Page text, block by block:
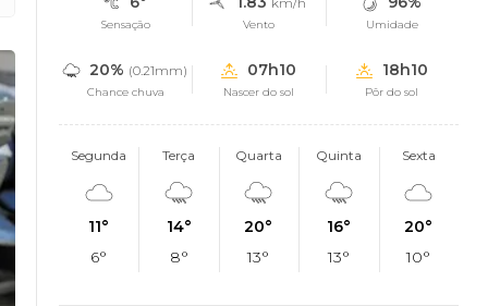
Sensação Vento Umidade
20% (0.21mm)
Chance chuva
07h10
Nascer do sol
18h10
Pôr do sol
Segunda
11°
6°
Terça
14°
8°
Quarta
20°
13°
Quinta
16°
13°
Sexta
20°
10°